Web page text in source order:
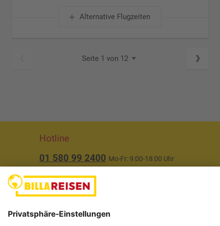
Alternative Flugzeiten
Seite 1 von 12
Hotline
01 580 99 2400 Mo-Fr: 9:00-18:00 Uhr
Über uns
Service